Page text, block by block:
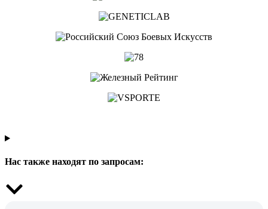
Нас также находят по запросам: